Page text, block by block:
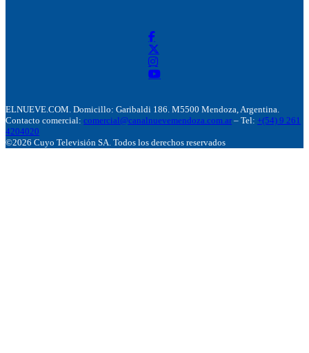
ELNUEVE.COM. Domicillo: Garibaldi 186. M5500 Mendoza, Argentina.
Contacto comercial: comercial@canalnuevemendoza.com.ar – Tel: +(54) 9 261
4204020
©2026 Cuyo Televisión SA. Todos los derechos reservados